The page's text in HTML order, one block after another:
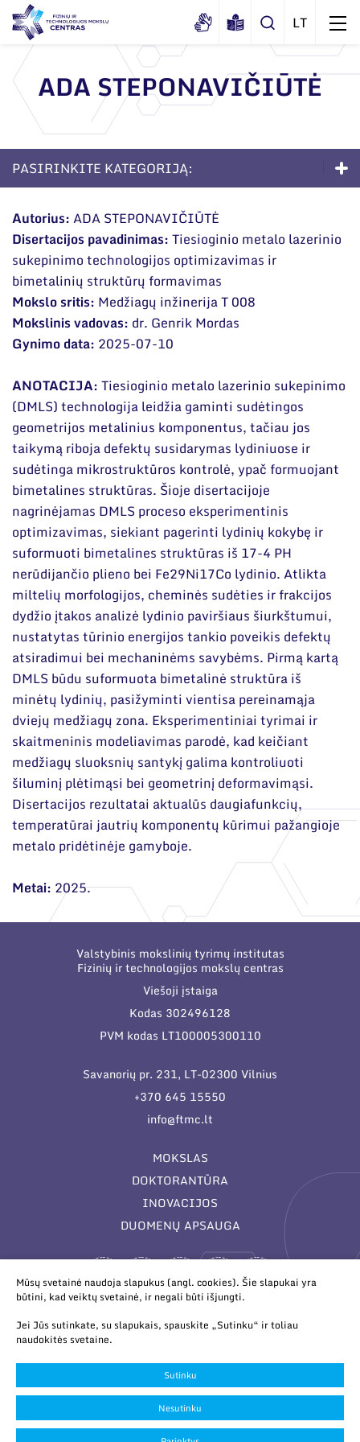
Apie mus
Dokumentai
Sertifikatai ir akreditavimo pažymėjimai
Korupcijos prevencija
Duomenų apsauga
Darbuotojams
Nuorodos
organizacijose bei asociacijose
Struktūra
Administracija
Administraciniai skyriai
Moksliniai skyriai
Mokslo taryba
Tarptautinė patarėjų taryba
Mokslininkai emeritai
Naujienos
Renginiai
Tinklalaidės
Leidiniai
Bendri rekvizitai
Administracija
Darbuotojų kontaktai
ADA STEPONAVIČIŪTĖ
PASIRINKITE KATEGORIJĄ:
Apie studijas
Priėmimas į doktorantūrą
Gyvenimas doktorantūroje
DUK
Dokumentai
Autorius:ADA STEPONAVIČIŪTĖ
Disertacijos pavadinimas:Tiesioginio metalo lazerinio
sukepinimo technologijos optimizavimas ir
bimetalinių struktūrų formavimas
Mokslo sritis: Medžiagų inžinerija T 008
Mokslinis vadovas: dr. Genrik Mordas
Gynimo data: 2025-07-10
ANOTACIJA:Tiesioginio metalo lazerinio sukepinimo
(DMLS) technologija leidžia gaminti sudėtingos
geometrijos metalinius komponentus, tačiau jos
taikymą riboja defektų susidarymas lydiniuose ir
sudėtinga mikrostruktūros kontrolė, ypač formuojant
bimetalines struktūras. Šioje disertacijoje
nagrinėjamas DMLS proceso eksperimentinis
optimizavimas, siekiant pagerinti lydinių kokybę ir
suformuoti bimetalines struktūras iš 17-4 PH
nerūdijančio plieno bei Fe29Ni17Co lydinio. Atlikta
miltelių morfologijos, cheminės sudėties ir frakcijos
dydžio įtakos analizė lydinio paviršiaus šiurkštumui,
nustatytas tūrinio energijos tankio poveikis defektų
atsiradimui bei mechaninėms savybėms. Pirmą kartą
DMLS būdu suformuota bimetalinė struktūra iš
minėtų lydinių, pasižyminti vientisa pereinamąja
dviejų medžiagų zona. Eksperimentiniai tyrimai ir
skaitmeninis modeliavimas parodė, kad keičiant
medžiagų sluoksnių santykį galima kontroliuoti
šiluminį plėtimąsi bei geometrinį deformavimąsi.
Disertacijos rezultatai aktualūs daugiafunkcių,
temperatūrai jautrių komponentų kūrimui pažangioje
metalo pridėtinėje gamyboje.
Metai: 2025.
Valstybinis mokslinių tyrimų institutas
Fizinių ir technologijos mokslų centras
Viešoji įstaiga
Kodas 302496128
PVM kodas LT100005300110
Savanorių pr. 231, LT-02300 Vilnius
+370 645 15550
info@ftmc.lt
MOKSLAS
DOKTORANTŪRA
INOVACIJOS
DUOMENŲ APSAUGA
© 2026 Valstybinis mokslinių tyrimų institutas Fizinių ir
technologijos mokslų centras. Duomenys kaupiami ir saugomi
Juridinių asmenų registre.
Slapukų parinktys
Duomenų apsauga
Mūsų svetainė naudoja slapukus (angl. cookies). Šie slapukai yra
būtini, kad veiktų svetainė, ir negali būti išjungti.
Jei Jūs sutinkate, su slapukais, spauskite „Sutinku“ ir toliau
naudokitės svetaine.
Sutinku
Nesutinku